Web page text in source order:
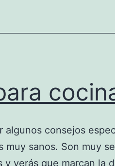
algunos consejos
muy sanos. Son muy
y verás que marcan la